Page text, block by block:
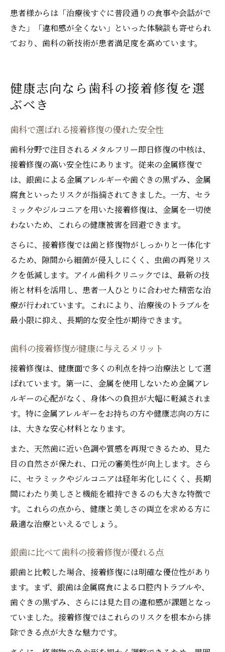
患者様からは「治療後すぐに普段通りの食事や会話がで
きた」「違和感が全くない」といった体験談も寄せられ
ており、歯科の新技術が患者満足度を高めています。
健康志向なら歯科の接着修復を選
ぶべき
歯科で選ばれる接着修復の優れた安全性
歯科分野で注目されるメタルフリー即日修復の中核は、
接着修復の高い安全性にあります。従来の金属修復で
は、銀歯による金属アレルギーや歯ぐきの黒ずみ、金属
腐食といったリスクが指摘されてきました。一方、セラ
ミックやジルコニアを用いた接着修復は、金属を一切使
わないため、これらの健康被害を回避できます。
さらに、接着修復では歯と修復物がしっかりと一体化す
るため、隙間から細菌が侵入しにくく、虫歯の再発リス
クを低減します。アイル歯科クリニックでは、最新の技
術と材料を活用し、患者一人ひとりに合わせた精密な治
療が行われています。これにより、治療後のトラブルを
最小限に抑え、長期的な安全性が期待できます。
歯科の接着修復が健康に与えるメリット
接着修復は、健康面で多くの利点を持つ治療法として選
ばれています。第一に、金属を使用しないため金属アレ
ルギーの心配がなく、身体への負担が大幅に軽減されま
す。特に金属アレルギーをお持ちの方や健康志向の方に
は、大きな安心材料となります。
また、天然歯に近い色調や質感を再現できるため、見た
目の自然さが保たれ、口元の審美性が向上します。さら
に、セラミックやジルコニアは経年劣化しにくく、長期
間にわたり美しさと機能を維持できるのも大きな特徴で
す。これらの点から、健康と美しさの両立を求める方に
最適な治療といえるでしょう。
銀歯に比べて歯科の接着修復が優れる点
銀歯と比較した場合、接着修復には明確な優位性があり
ます。まず、銀歯は金属腐食による口腔内トラブルや、
歯ぐきの黒ずみ、さらには見た目の違和感が課題となっ
ていました。接着修復ではこれらのリスクを根本から排
除できる点が大きな魅力です。